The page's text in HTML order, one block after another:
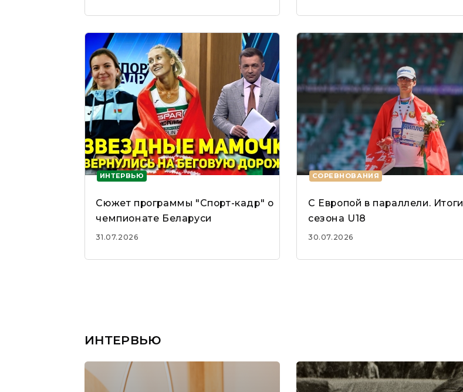
ИНТЕРВЬЮ
Сюжет программы "Спорт-кадр" о
чемпионате Беларуси
31.07.2026
СОРЕВНОВАНИЯ
С Европой в параллели. Итоги
сезона U18
30.07.2026
ИНТЕРВЬЮ